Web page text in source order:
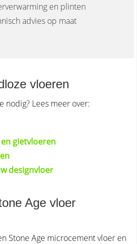
en plinten
advies op maat
vloeren
nodig? Lees meer over:
gietvloeren
designvloer
Age vloer
Stone Age microcement vloer en